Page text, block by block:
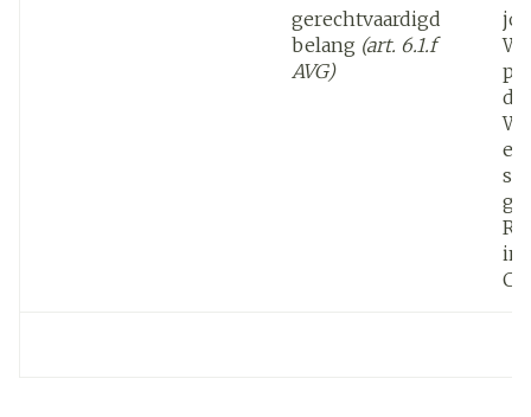
gerechtvaardigd
belang (art. 6.1.f
AVG)
de
en